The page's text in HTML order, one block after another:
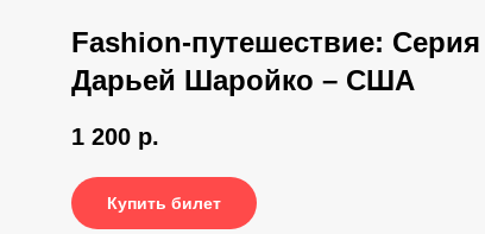
Fashion-путешествие:
Дарьей Шаройко – США
1 200 р.
Купить билет